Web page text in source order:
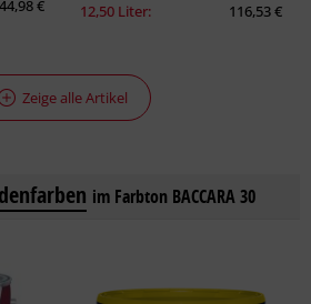
€
12,50 Liter:
116,53 €
Zeige alle Artikel
im Farbton BACCARA 30